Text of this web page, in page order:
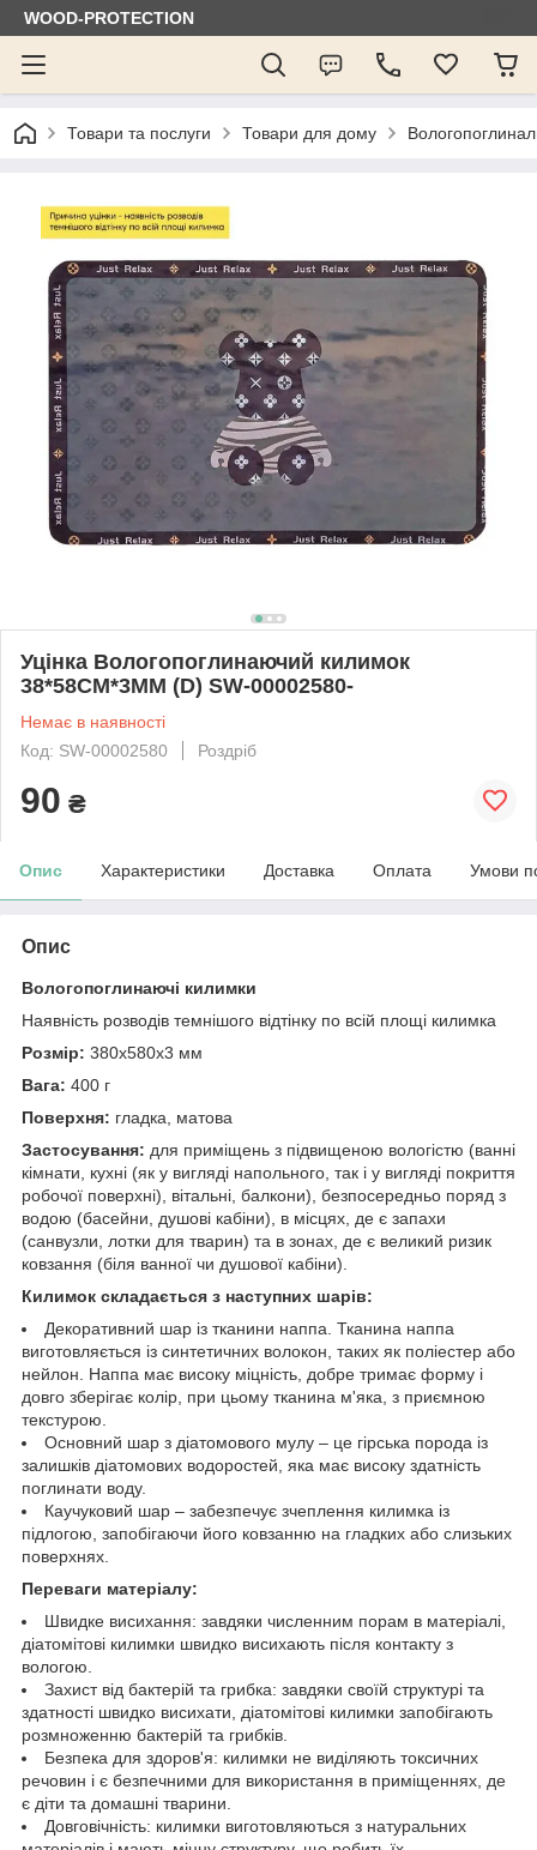
WOOD-PROTECTION
Товари та послуги Товари для дому
Уцінка Вологопоглинаючий килимок
38*58CM*3MM (D) SW-00002580-
Немає в наявності
Код: SW-00002580
Роздріб
90 ₴
Опис Характеристики Доставка Оплата Умови
Опис
Вологопоглинаючі килимки
Наявність розводів темнішого відтінку по всій площі килимка
Розмір: 380х580х3 мм
Вага: 400 г
Поверхня: гладка, матова
Застосування: для приміщень з підвищеною вологістю (ванні
кімнати, кухні (як у вигляді напольного, так і у вигляді покриття
робочої поверхні), вітальні, балкони), безпосередньо поряд з
водою (басейни, душові кабіни), в місцях, де є запахи
(санвузли, лотки для тварин) та в зонах, де є великий ризик
ковзання (біля ванної чи душової кабіни).
Килимок складається з наступних шарів:
Декоративний шар із тканини наппа. Тканина наппа
виготовляється із синтетичних волокон, таких як поліестер або
нейлон. Наппа має високу міцність, добре тримає форму і
довго зберігає колір, при цьому тканина м'яка, з приємною
текстурою.
Основний шар з діатомового мулу – це гірська порода із
залишків діатомових водоростей, яка має високу здатність
поглинати воду.
Каучуковий шар – забезпечує зчеплення килимка із
підлогою, запобігаючи його ковзанню на гладких або слизьких
поверхнях.
Переваги матеріалу:
Швидке висихання: завдяки численним порам в матеріалі,
діатомітові килимки швидко висихають після контакту з
вологою.
Захист від бактерій та грибка: завдяки своїй структурі та
здатності швидко висихати, діатомітові килимки запобігають
розмноженню бактерій та грибків.
Безпека для здоров'я: килимки не виділяють токсичних
речовин і є безпечними для використання в приміщеннях, де
є діти та домашні тварини.
Довговічність: килимки виготовляються з натуральних